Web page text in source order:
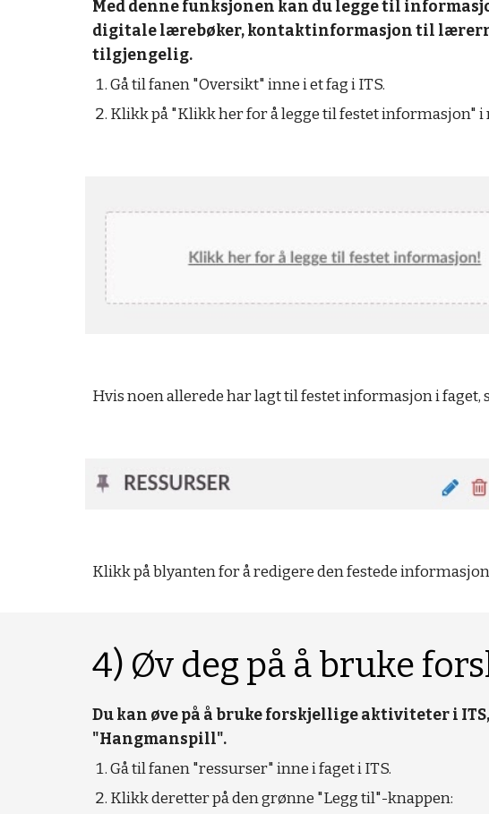
Med denne funksjonen kan du legge til
digitale lærebøker, kontaktinformasjon til
tilgjengelig.
Gå til fanen "Oversikt" inne i et fag i ITS.
Klikk på "Klikk her for å legge til festet informasjon" i
Hvis noen allerede har lagt til festet informasjon i faget,
Klikk på blyanten for å redigere den festede
4) Øv deg på å bruke
Du kan øve på å bruke forskjellige aktiviteter i
"Hangmanspill".
Gå til fanen "ressurser" inne i faget i ITS.
Klikk deretter på den grønne "Legg til"-knappen: